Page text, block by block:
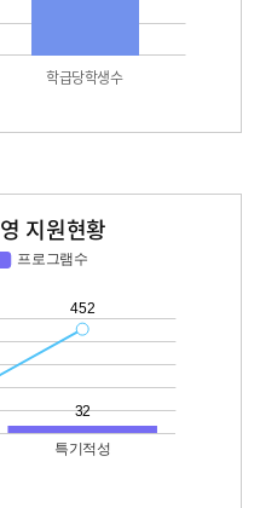
학급당학생수
지원현황